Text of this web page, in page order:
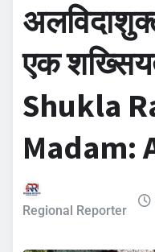
एक
Shukla
Madam:
Regional Reporter